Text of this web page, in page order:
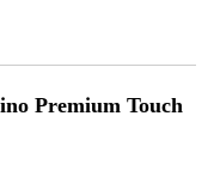
Premium Touch